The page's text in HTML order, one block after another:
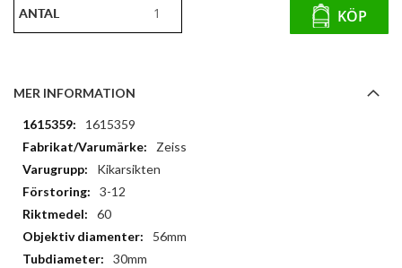
ANTAL KÖP
MER INFORMATION
Mer
information
1615359
Zeiss
Kikarsikten
3-12
60
56mm
30mm